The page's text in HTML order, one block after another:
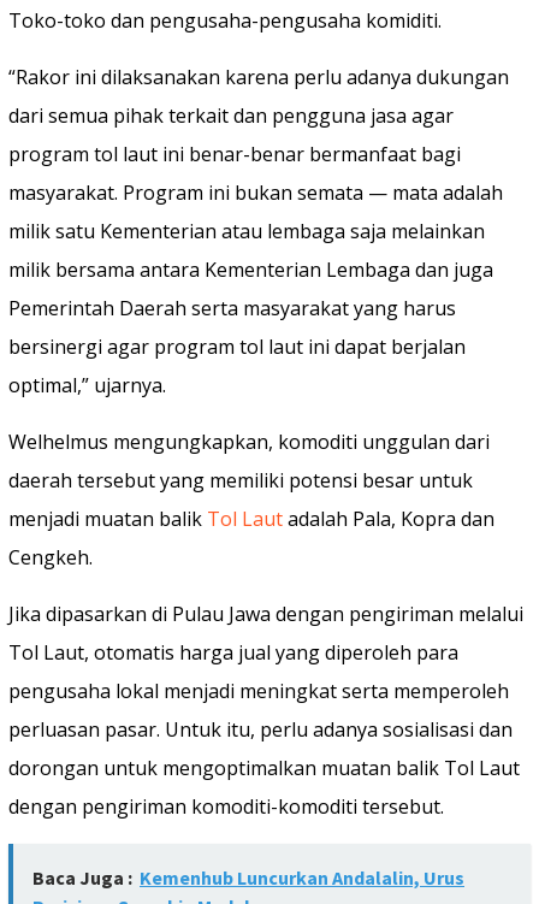
Toko-toko dan pengusaha-pengusaha komiditi.
“Rakor ini dilaksanakan karena perlu adanya dukungan
dari semua pihak terkait dan pengguna jasa agar
program tol laut ini benar-benar bermanfaat bagi
masyarakat. Program ini bukan semata — mata adalah
milik satu Kementerian atau lembaga saja melainkan
milik bersama antara Kementerian Lembaga dan juga
Pemerintah Daerah serta masyarakat yang harus
bersinergi agar program tol laut ini dapat berjalan
optimal,” ujarnya.
Welhelmus mengungkapkan, komoditi unggulan dari
daerah tersebut yang memiliki potensi besar untuk
menjadi muatan balik Tol Lautadalah Pala, Kopra dan
Cengkeh.
Jika dipasarkan di Pulau Jawa dengan pengiriman melalui
Tol Laut, otomatis harga jual yang diperoleh para
pengusaha lokal menjadi meningkat serta memperoleh
perluasan pasar. Untuk itu, perlu adanya sosialisasi dan
dorongan untuk mengoptimalkan muatan balik Tol Laut
dengan pengiriman komoditi-komoditi tersebut.
Baca Juga : Kemenhub Luncurkan Andalalin, Urus